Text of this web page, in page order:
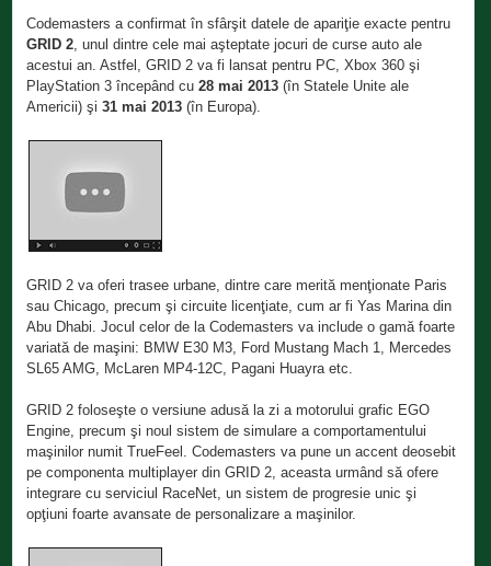
Codemasters a confirmat în sfârşit datele de apariţie exacte pentru
GRID 2 , unul dintre cele mai aşteptate jocuri de curse auto ale
acestui an. Astfel, GRID 2 va fi lansat pentru PC, Xbox 360 şi
PlayStation 3 începând cu28 mai 2013 (în Statele Unite ale
Americii) şi31 mai 2013 (în Europa).
GRID 2 va oferi trasee urbane, dintre care merită menţionate Paris
sau Chicago, precum şi circuite licenţiate, cum ar fi Yas Marina din
Abu Dhabi. Jocul celor de la Codemasters va include o gamă foarte
variată de maşini: BMW E30 M3, Ford Mustang Mach 1, Mercedes
SL65 AMG, McLaren MP4-12C, Pagani Huayra etc.
GRID 2 foloseşte o versiune adusă la zi a motorului grafic EGO
Engine, precum şi noul sistem de simulare a comportamentului
maşinilor numit TrueFeel. Codemasters va pune un accent deosebit
pe componenta multiplayer din GRID 2, aceasta urmând să ofere
integrare cu serviciul RaceNet, un sistem de progresie unic şi
opţiuni foarte avansate de personalizare a maşinilor.